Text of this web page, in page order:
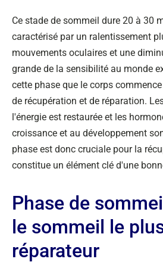
Ce stade de sommeil dure 20 à 30
caractérisé par un ralentissement
mouvements oculaires et une
grande de la sensibilité au monde
cette phase que le corps
de récupération et de réparation.
l'énergie est restaurée et les
croissance et au développement
phase est donc cruciale pour la
constitue un élément clé d'une
Phase de
le sommeil le
réparateur